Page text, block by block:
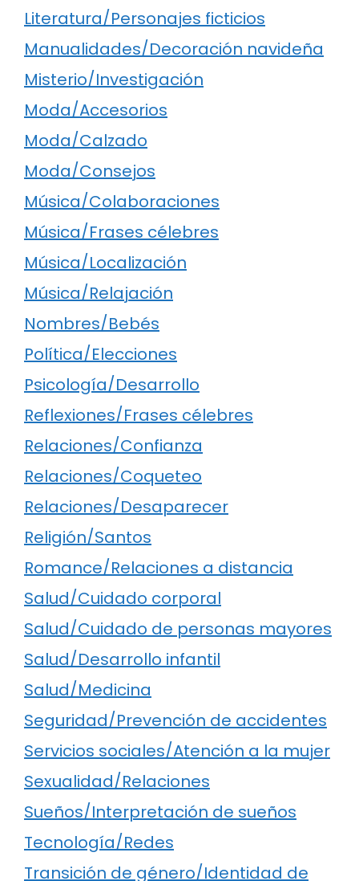
Literatura/Personajes ficticios
Manualidades/Decoración navideña
Misterio/Investigación
Moda/Accesorios
Moda/Calzado
Moda/Consejos
Música/Colaboraciones
Música/Frases célebres
Música/Localización
Música/Relajación
Nombres/Bebés
Política/Elecciones
Psicología/Desarrollo
Reflexiones/Frases célebres
Relaciones/Confianza
Relaciones/Coqueteo
Relaciones/Desaparecer
Religión/Santos
Romance/Relaciones a distancia
Salud/Cuidado corporal
Salud/Cuidado de personas mayores
Salud/Desarrollo infantil
Salud/Medicina
Seguridad/Prevención de accidentes
Servicios sociales/Atención a la mujer
Sexualidad/Relaciones
Sueños/Interpretación de sueños
Tecnología/Redes
Transición de género/Identidad de